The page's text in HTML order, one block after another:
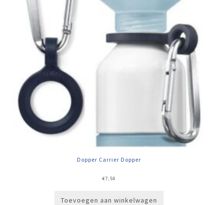
Dopper Carrier Dopper
€7,50
Toevoegen aan winkelwagen